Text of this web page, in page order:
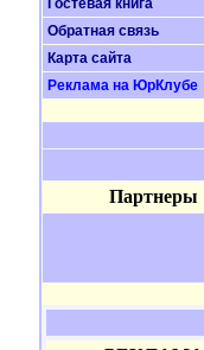
Гостевая книга
Обратная связь
Карта сайта
Реклама на ЮрКлубе
Партнеры